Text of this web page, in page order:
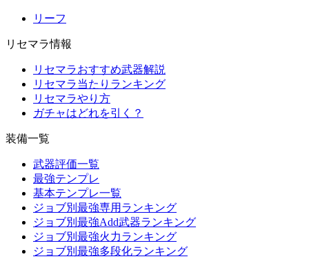
リーフ
リセマラ情報
リセマラおすすめ武器解説
リセマラ当たりランキング
リセマラやり方
ガチャはどれを引く？
装備一覧
武器評価一覧
最強テンプレ
基本テンプレ一覧
ジョブ別最強専用ランキング
ジョブ別最強Add武器ランキング
ジョブ別最強火力ランキング
ジョブ別最強多段化ランキング